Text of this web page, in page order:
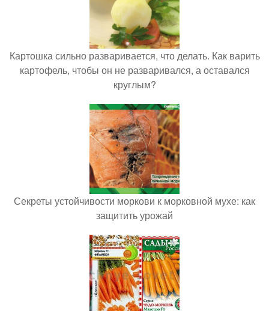
Картошка сильно разваривается, что делать. Как варить
картофель, чтобы он не разваривался, а оставался
круглым?
Секреты устойчивости моркови к морковной мухе: как
защитить урожай